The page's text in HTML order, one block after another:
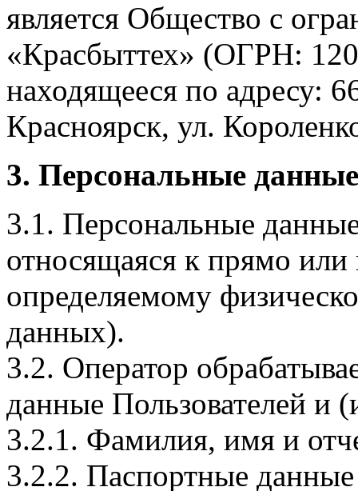
является Общество с
«Красбыттех» (ОГРН:
находящееся по адресу:
Красноярск, ул.
3. Персональные
3.1. Персональные
относящаяся к прямо
определяемому
данных).
3.2. Оператор
данные Пользователей и
3.2.1. Фамилия, имя и
3.2.2. Паспортные